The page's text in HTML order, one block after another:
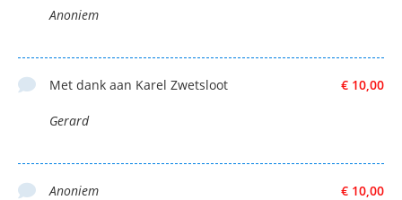
Anoniem
€ 10,00
Met dank aan Karel Zwetsloot
Gerard
€ 10,00
Anoniem